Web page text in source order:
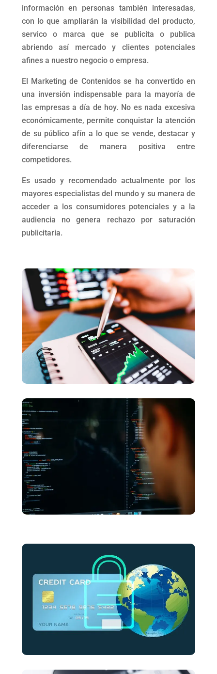
información en personas también interesadas,
con lo que ampliarán la visibilidad del producto,
servico o marca que se publicita o publica
abriendo así mercado y clientes potenciales
afines a nuestro negocio o empresa.
El Marketing de Contenidos se ha convertido en
una inversión indispensable para la mayoría de
las empresas a día de hoy. No es nada excesiva
económicamente, permite conquistar la atención
de su público afín a lo que se vende, destacar y
diferenciarse de manera positiva entre
competidores.
Es usado y recomendado actualmente por los
mayores especialistas del mundo y su manera de
acceder a los consumidores potenciales y a la
audiencia no genera rechazo por saturación
publicitaria.